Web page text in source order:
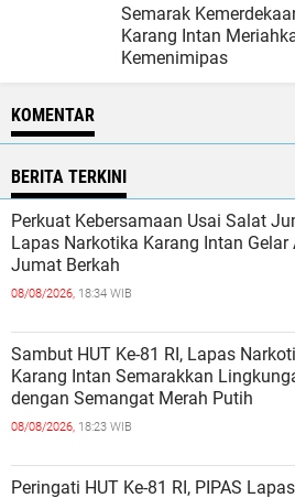
Semarak
Karang Intan
Kemenimipas
KOMENTAR
BERITA TERKINI
Perkuat Kebersamaan Usai Salat
Lapas Narkotika Karang Intan Gelar
Jumat Berkah
08/08/2026, 18:34 WIB
Sambut HUT Ke-81 RI, Lapas
Karang Intan Semarakkan
dengan Semangat Merah Putih
08/08/2026, 18:23 WIB
Peringati HUT Ke-81 RI, PIPAS Lapas